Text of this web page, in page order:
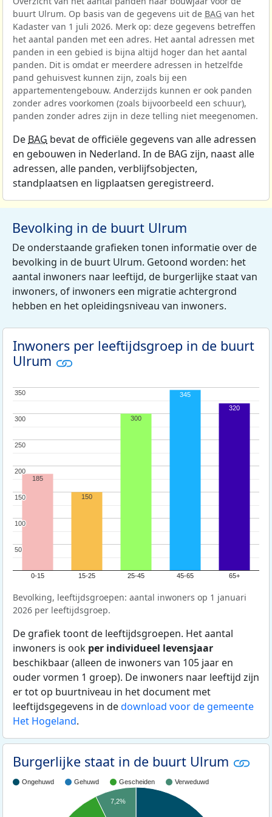
buurt Ulrum. Op basis van de gegevens uit de BAG van het
Kadaster van 1 juli 2026. Merk op: deze gegevens betreffen
het aantal panden met een adres. Het aantal adressen met
panden in een gebied is bijna altijd hoger dan het aantal
panden. Dit is omdat er meerdere adressen in hetzelfde
pand gehuisvest kunnen zijn, zoals bij een
appartementengebouw. Anderzijds kunnen er ook panden
zonder adres voorkomen (zoals bijvoorbeeld een schuur),
panden zonder adres zijn in deze telling niet meegenomen.
DeBAG bevat de officiële gegevens van alle adressen
en gebouwen in Nederland. In de BAG zijn, naast alle
adressen, alle panden, verblijfsobjecten,
standplaatsen en ligplaatsen geregistreerd.
Bevolking in de buurt Ulrum
De onderstaande grafieken tonen informatie over de
bevolking in de buurt Ulrum. Getoond worden: het
aantal inwoners naar leeftijd, de burgerlijke staat van
inwoners, of inwoners een migratie achtergrond
hebben en het opleidingsniveau van inwoners.
Inwoners per leeftijdsgroep in de buurt
Ulrum
0-15 15-25 25-45 45-65 65+
50
50
100
100
150
150
200
200
250
250
300
300
350
350
185
150
300
345
320
Bevolking, leeftijdsgroepen: aantal inwoners op 1 januari
2026 per leeftijdsgroep.
De grafiek toont de leeftijdsgroepen. Het aantal
inwoners is ook per individueel levensjaar
beschikbaar (alleen de inwoners van 105 jaar en
ouder vormen 1 groep). De inwoners naar leeftijd zijn
er tot op buurtniveau in het document met
leeftijdsgegevens in dedownload voor de gemeente
Het Hogeland.
Burgerlijke staat in de buurt Ulrum
Ongehuwd Gehuwd Gescheiden Verweduwd
7,2%